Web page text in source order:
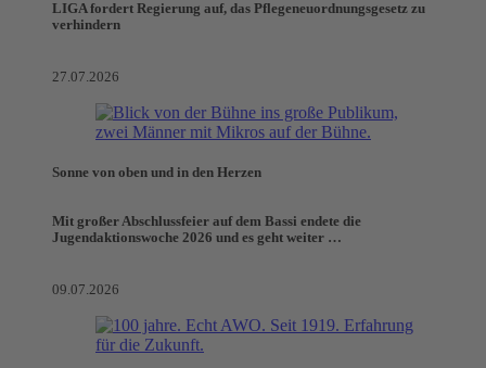
LIGA fordert Regierung auf, das Pflegeneuordnungsgesetz zu
verhindern
27.07.2026
Sonne von oben und in den Herzen
Mit großer Abschlussfeier auf dem Bassi endete die
Jugendaktionswoche 2026 und es geht weiter …
09.07.2026